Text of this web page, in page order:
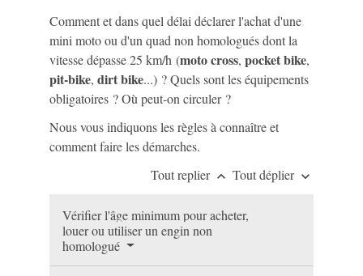
Comment et dans quel délai déclarer l'achat d'une
mini moto ou d'un quad non homologués dont la
vitesse dépasse 25 km/h (moto cross,pocket bike,
pit-bike,dirt bike...) ? Quels sont les équipements
obligatoires ? Où peut-on circuler ?
Nous vous indiquons les règles à connaître et
comment faire les démarches.
Tout replier keyboard_arrow_up Tout déplier keyboard_arrow_down
Vérifier l'âge minimum pour acheter,
louer ou utiliser un engin non
homologué